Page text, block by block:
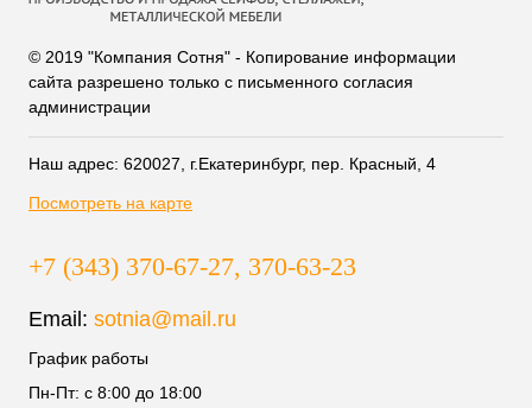
© 2019 "Компания Сотня" - Копирование информации
сайта разрешено только с письменного согласия
администрации
Наш адрес: 620027, г.Екатеринбург, пер. Красный, 4
Посмотреть на карте
+7 (343) 370-67-27, 370-63-23
Email: sotnia@mail.ru
График работы
Пн-Пт: с 8:00 до 18:00